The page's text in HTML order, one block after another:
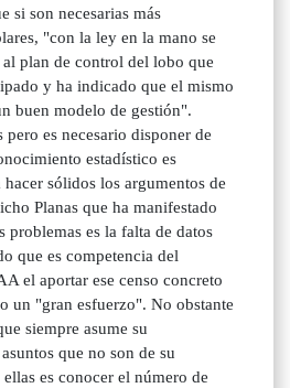
si son necesarias más
"con la ley en la mano se
plan de control del lobo que
y ha indicado que el mismo
buen modelo de gestión".
pero es necesario disponer de
estadístico es
sólidos los argumentos de
Planas que ha manifestado
problemas es la falta de datos
que es competencia del
el aportar ese censo concreto
un "gran esfuerzo". No obstante
siempre asume su
que no son de su
es conocer el número de